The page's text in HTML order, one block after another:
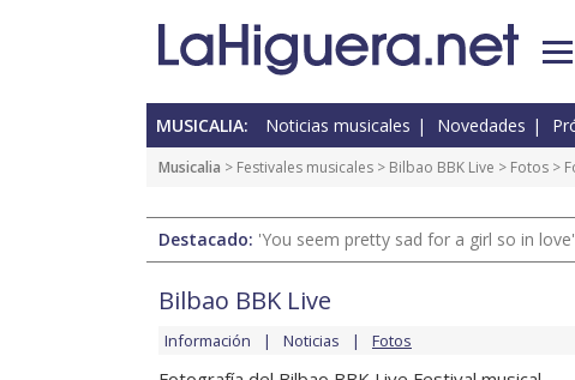
MUSICALIA: Noticias musicales Novedades
Musicalia > Festivales musicales > Bilbao BBK Live > Fotos >
Destacado: 'You seem pretty sad for a girl so in
Bilbao BBK Live
Información Noticias Fotos